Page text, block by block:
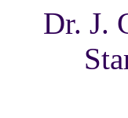
Dr. J.